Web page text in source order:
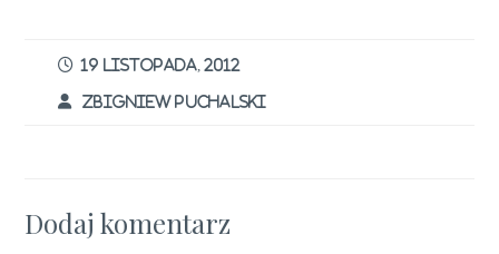
o
o
r
st
e
19 LISTOPADA, 2012
ZBIGNIEW PUCHALSKI
Dodaj komentarz